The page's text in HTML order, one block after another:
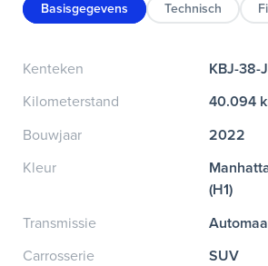
Basisgegevens Technisch
Kenteken
KBJ-38-J
Kilometerstand
40.094
Bouwjaar
2022
Kleur
(H1)
Transmissie
Carrosserie
SUV